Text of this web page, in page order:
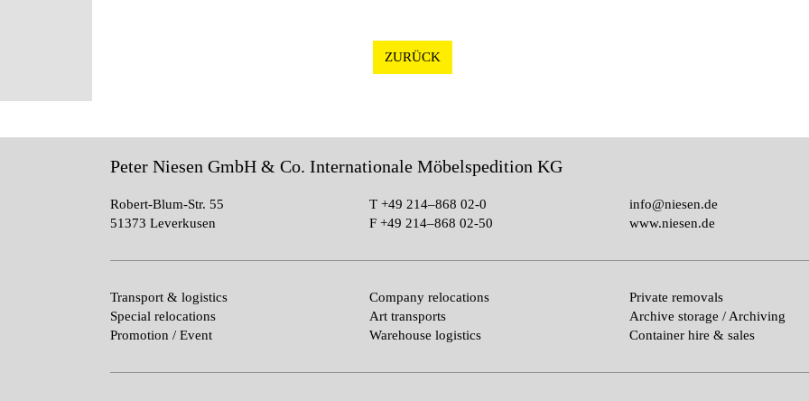
ZURÜCK
Peter Niesen GmbH & Co. Internationale Möbelspedition KG
Robert-Blum-Str. 55
51373 Leverkusen
T +49 214–868 02-0
F +49 214–868 02-50
info@niesen.de
www.niesen.de
Transport & logistics
Special relocations
Promotion / Event
Company relocations
Art transports
Warehouse logistics
Private removals
Archive storage / Archiving
Container hire & sales